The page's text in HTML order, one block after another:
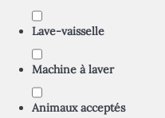
Lave-vaisselle
Machine à laver
Animaux acceptés